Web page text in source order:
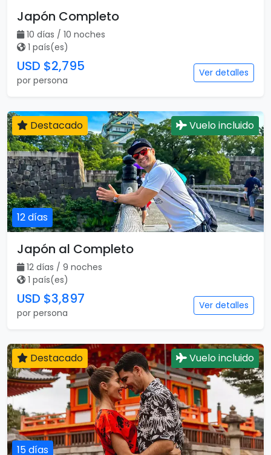
Japón Completo
10 días / 10 noches
1 país(es)
USD $2,795
por persona
Ver detalles
12 días
Destacado Vuelo incluido
Japón al Completo
12 días / 9 noches
1 país(es)
USD $3,897
por persona
Ver detalles
15 días
Destacado Vuelo incluido